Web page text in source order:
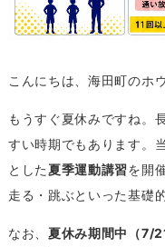
こんにちは、海田町のホ
もうすぐ夏休みですね。
すい時期でもあります。
とした夏季運動講習を開
走る・跳ぶといった基礎
なお、 夏休み期間中（7/